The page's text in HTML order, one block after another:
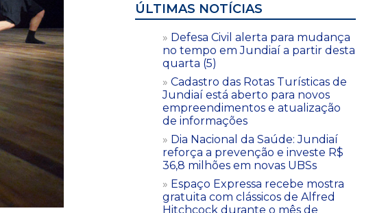
ÚLTIMAS NOTÍCIAS
Defesa Civil alerta para mudança
no tempo em Jundiaí a partir desta
quarta (5)
Cadastro das Rotas Turísticas de
Jundiaí está aberto para novos
empreendimentos e atualização
de informações
Dia Nacional da Saúde: Jundiaí
reforça a prevenção e investe R$
36,8 milhões em novas UBSs
Espaço Expressa recebe mostra
gratuita com clássicos de Alfred
Hitchcock durante o mês de